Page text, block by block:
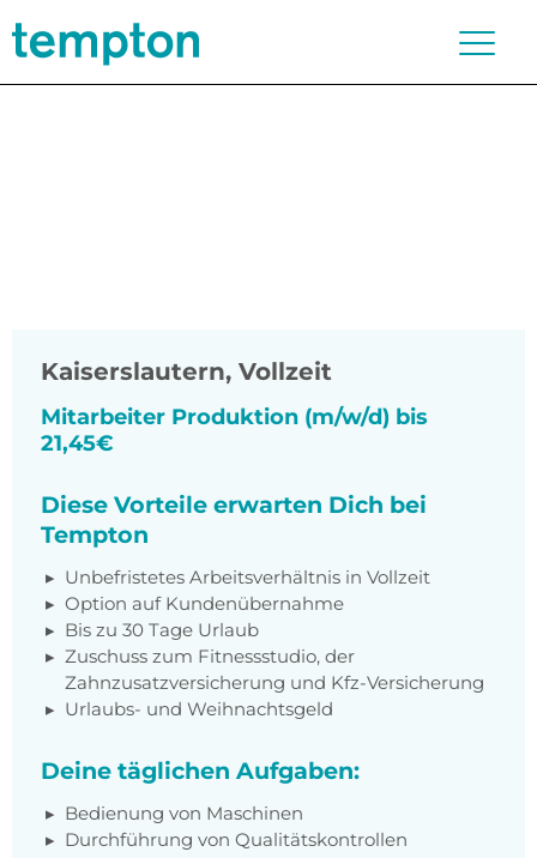
Kaiserslautern, Vollzeit
Mitarbeiter Produktion (m/w/d) bis
21,45€
Diese Vorteile erwarten Dich bei
Tempton
Unbefristetes Arbeitsverhältnis in Vollzeit
Option auf Kundenübernahme
Bis zu 30 Tage Urlaub
Zuschuss zum Fitnessstudio, der
Zahnzusatzversicherung und Kfz-Versicherung
Urlaubs- und Weihnachtsgeld
Deine täglichen Aufgaben:
Bedienung von Maschinen
Durchführung von Qualitätskontrollen